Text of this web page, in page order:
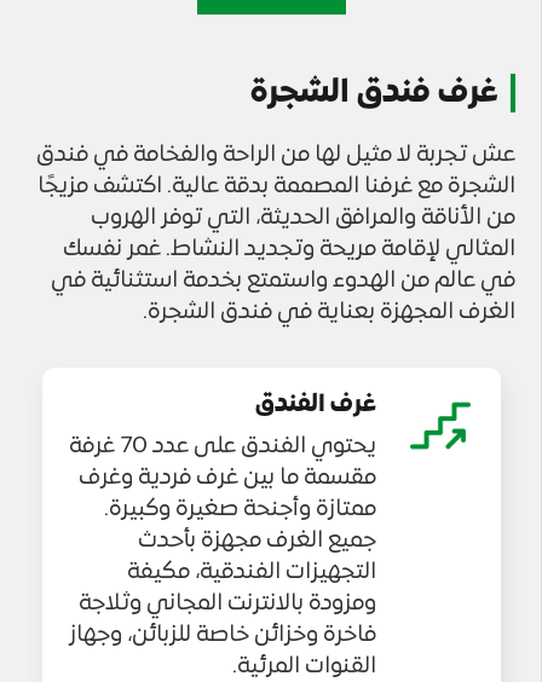
غرف فندق الشجرة
عش تجربة لا مثيل لها من الراحة والفخامة في فندق
الشجرة مع غرفنا المصممة بدقة عالية. اكتشف مزيجًا
من الأناقة والمرافق الحديثة، التي توفر الهروب
المثالي لإقامة مريحة وتجديد النشاط. غمر نفسك
في عالم من الهدوء واستمتع بخدمة استثنائية في
الغرف المجهزة بعناية في فندق الشجرة.
غرف الفندق
يحتوي الفندق على عدد 70 غرفة
مقسمة ما بين غرف فردية وغرف
ممتازة وأجنحة صغيرة وكبيرة.
جميع الغرف مجهزة بأحدث
التجهيزات الفندقية، مكيفة
ومزودة بالانترنت المجاني وثلاجة
فاخرة وخزائن خاصة للزبائن، وجهاز
القنوات المرئية.